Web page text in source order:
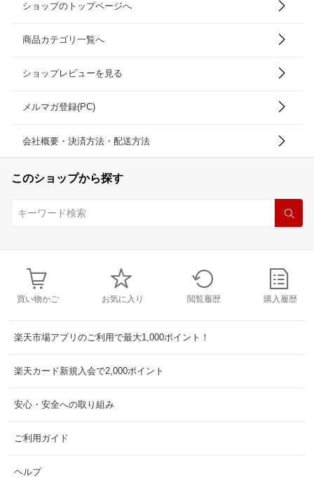
ショップのトップページへ
商品カテゴリ一覧へ
ショップレビューを見る
メルマガ登録(PC)
会社概要・決済方法・配送方法
このショップから探す
買い物かご お気に入り 閲覧履歴 購入履歴
楽天市場アプリのご利用で最大1,000ポイント！
楽天カード新規入会で2,000ポイント
安心・安全への取り組み
ご利用ガイド
ヘルプ